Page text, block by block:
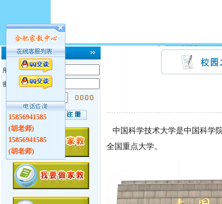
用户名：
密 码：
中国科学技术大学是中国科学
全国重点大学。
15856941585
(胡老师)
15856941585
(胡老师)